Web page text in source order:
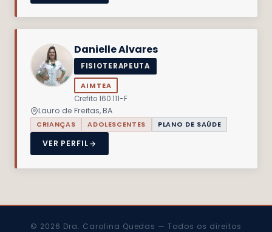
Danielle Alvares
FISIOTERAPEUTA
AIMTEA
Crefito 160.111-F
Lauro de Freitas, BA
CRIANÇAS ADOLESCENTES PLANO DE SAÚDE
VER PERFIL
© 2026 Dra. Carolina Quedas — Todos os direitos